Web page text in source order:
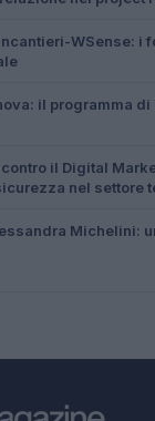
WSense: i
il programma
il Digital
nel settore
Michelini: